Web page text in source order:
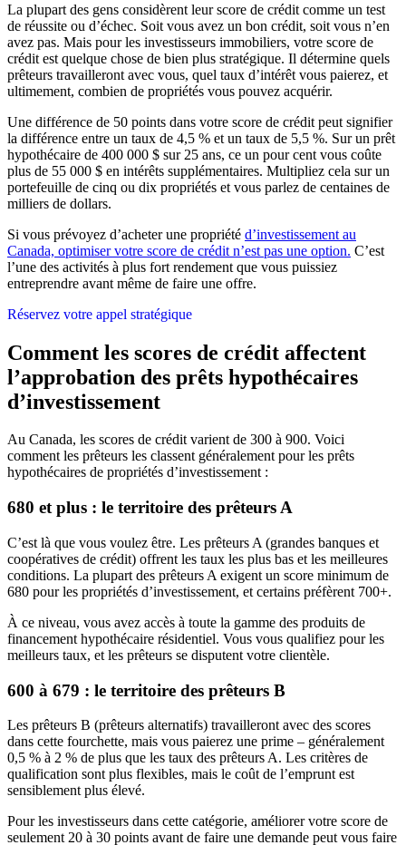
La plupart des gens considèrent leur score de crédit comme un test
de réussite ou d’échec. Soit vous avez un bon crédit, soit vous n’en
avez pas. Mais pour les investisseurs immobiliers, votre score de
crédit est quelque chose de bien plus stratégique. Il détermine quels
prêteurs travailleront avec vous, quel taux d’intérêt vous paierez, et
ultimement, combien de propriétés vous pouvez acquérir.
Une différence de 50 points dans votre score de crédit peut signifier
la différence entre un taux de 4,5 % et un taux de 5,5 %. Sur un prêt
hypothécaire de 400 000 $ sur 25 ans, ce un pour cent vous coûte
plus de 55 000 $ en intérêts supplémentaires. Multipliez cela sur un
portefeuille de cinq ou dix propriétés et vous parlez de centaines de
milliers de dollars.
Si vous prévoyez d’acheter une propriété d’investissement au
Canada, optimiser votre score de crédit n’est pas une option. C’est
l’une des activités à plus fort rendement que vous puissiez
entreprendre avant même de faire une offre.
Réservez votre appel stratégique
Comment les scores de crédit affectent
l’approbation des prêts hypothécaires
d’investissement
Au Canada, les scores de crédit varient de 300 à 900. Voici
comment les prêteurs les classent généralement pour les prêts
hypothécaires de propriétés d’investissement :
680 et plus : le territoire des prêteurs A
C’est là que vous voulez être. Les prêteurs A (grandes banques et
coopératives de crédit) offrent les taux les plus bas et les meilleures
conditions. La plupart des prêteurs A exigent un score minimum de
680 pour les propriétés d’investissement, et certains préfèrent 700+.
À ce niveau, vous avez accès à toute la gamme des produits de
financement hypothécaire résidentiel. Vous vous qualifiez pour les
meilleurs taux, et les prêteurs se disputent votre clientèle.
600 à 679 : le territoire des prêteurs B
Les prêteurs B (prêteurs alternatifs) travailleront avec des scores
dans cette fourchette, mais vous paierez une prime – généralement
0,5 % à 2 % de plus que les taux des prêteurs A. Les critères de
qualification sont plus flexibles, mais le coût de l’emprunt est
sensiblement plus élevé.
Pour les investisseurs dans cette catégorie, améliorer votre score de
seulement 20 à 30 points avant de faire une demande peut vous faire